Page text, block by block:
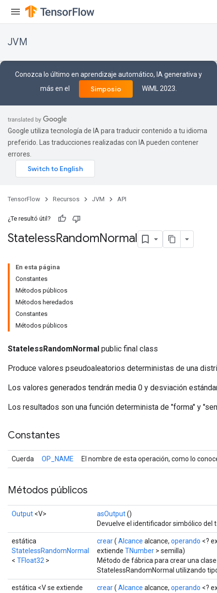
JVM
Conozca lo último en aprendizaje automático, IA generativa y
más en el
Simposio WiML 2023.
Google utiliza tecnología de IA para traducir contenido a tu idioma
preferido. Las traducciones realizadas con IA pueden contener
errores.
TensorFlow Recursos JVM API
¿Te resultó útil?
StatelessRandomNormal
En esta página
Constantes
Métodos públicos
Métodos heredados
Constantes
Métodos públicos
StatelessRandomNormal public final class
Produce valores pseudoaleatorios deterministas de una
Los valores generados tendrán media 0 y desviación
Los resultados son una función determinista de "forma" y
Constantes
Cuerda OP_NAME El nombre de esta operación, como lo
Métodos públicos
Output <V> asOutput()
Devuelve el identificador simbólico del
estática
StatelessRandomNormal
< TFloat32 >
crear( Alcance alcance, operando <?
extiende TNumber > semilla)
Método de fábrica para crear una
StatelessRandomNormal utilizando
estática <V se extiende
crear( Alcance alcance, operando <?